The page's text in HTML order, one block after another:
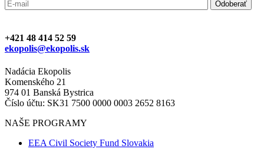
+421 48 414 52 59
ekopolis@ekopolis.sk
Nadácia Ekopolis
Komenského 21
974 01 Banská Bystrica
Číslo účtu: SK31 7500 0000 0003 2652 8163
NAŠE PROGRAMY
EEA Civil Society Fund Slovakia